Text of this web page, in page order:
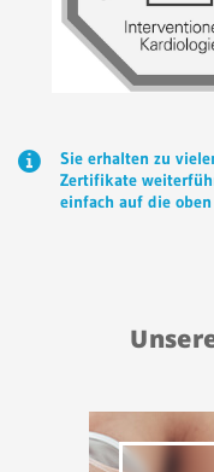
Sie erhalten zu
Zertifikate
einfach auf die